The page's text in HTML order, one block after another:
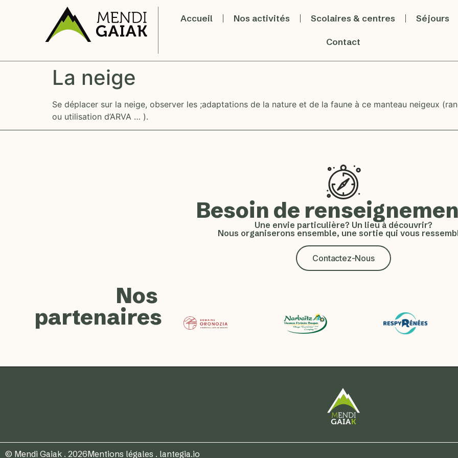
Accueil Nos activités Scolaires & centres Séjours
Contact
La neige
Se déplacer sur la neige, observer les ;adaptations de la nature et de la faune à ce manteau neigeux
ou utilisation d’ARVA … ).
Besoin de
Une envie particulière? Un lieu à découvrir?
Nous organiserons ensemble, une sortie qui vous
Contactez-Nous
Nos
partenaires
© Mendi Gaiak . 2026Mentions légales . lantegia.io